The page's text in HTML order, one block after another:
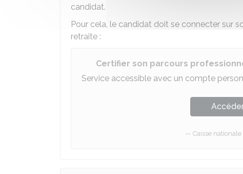
candidat.
Pour cela, le candidat doit se connecter sur
retraite :
Certifier son parcours
Service accessible avec un compte
Caisse